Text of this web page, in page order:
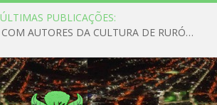
ÚLTIMAS PUBLICAÇÕES:
ESCUTA PÚBLICA COM AUTORES DA CULTURA DE RURÓPOLIS